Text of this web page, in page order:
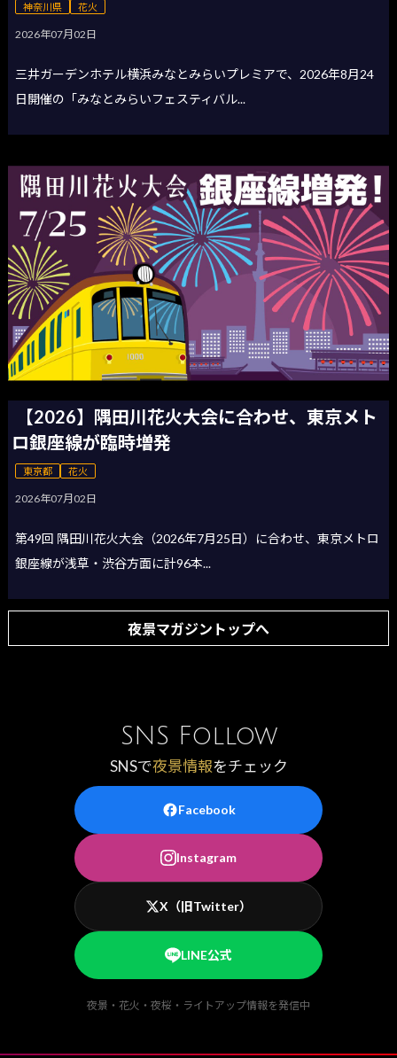
神奈川県 花火
2026年07月02日
三井ガーデンホテル横浜みなとみらいプレミアで、2026年8月24
日開催の「みなとみらいフェスティバル...
【2026】隅田川花火大会に合わせ、東京メト
ロ銀座線が臨時増発
東京都 花火
2026年07月02日
第49回 隅田川花火大会（2026年7月25日）に合わせ、東京メトロ
銀座線が浅草・渋谷方面に計96本...
夜景マガジントップへ
SNS Follow
SNSで夜景情報をチェック
Facebook
Instagram
X（旧Twitter）
LINE公式
夜景・花火・夜桜・ライトアップ情報を発信中